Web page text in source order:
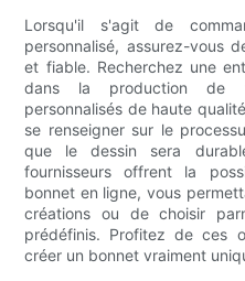
Lorsqu'il s'agit de
personnalisé, assurez-vous
et fiable. Recherchez une
dans la production de
personnalisés de haute
se renseigner sur le
que le dessin sera
fournisseurs offrent la
bonnet en ligne, vous
créations ou de choisir
prédéfinis. Profitez de ces
créer un bonnet vraiment